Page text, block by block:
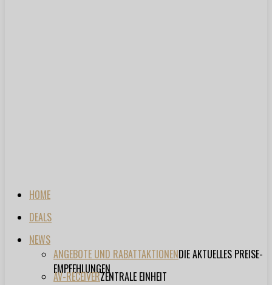
HOME
DEALS
NEWS
ANGEBOTE UND RABATTAKTIONENDIE AKTUELLES PREISE-
EMPFEHLUNGEN
AV-RECEIVERZENTRALE EINHEIT